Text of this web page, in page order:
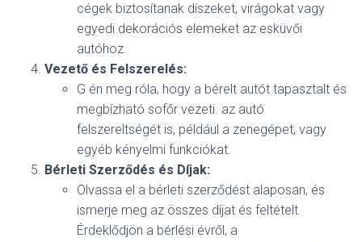
cégek biztosítanak díszeket, virágokat vagy
egyedi dekorációs elemeket az esküvői
autóhoz.
Vezető és Felszerelés:
G én meg róla, hogy a bérelt autót tapasztalt és
megbízható sofőr vezeti. az autó
felszereltségét is, például a zenegépet, vagy
egyéb kényelmi funkciókat.
Bérleti Szerződés és Díjak:
Olvassa el a bérleti szerződést alaposan, és
ismerje meg az összes díjat és feltételt.
Érdeklődjön a bérlési évről, a